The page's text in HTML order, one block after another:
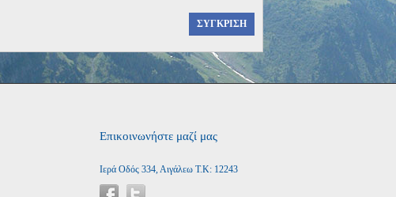
Επικοινωνήστε μαζί μας
Ιερά Οδός 334, Αιγάλεω Τ.Κ: 12243